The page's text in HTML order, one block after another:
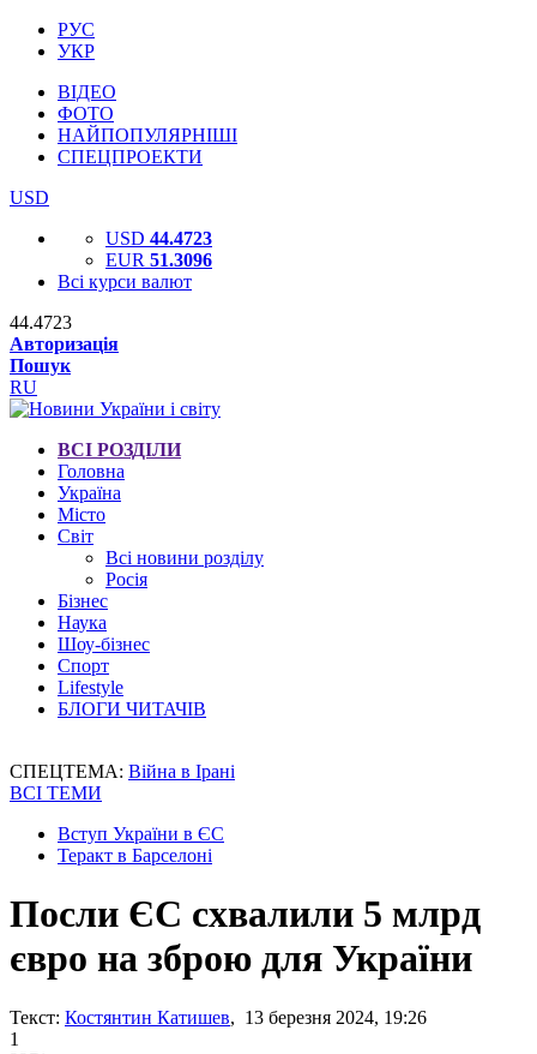
РУС
УКР
ВІДЕО
ФОТО
НАЙПОПУЛЯРНІШІ
СПЕЦПРОЕКТИ
USD
USD 44.4723
EUR 51.3096
Всі курси валют
44.4723
Авторизація
Пошук
RU
ВСІ РОЗДІЛИ
Головна
Україна
Місто
Світ
Всі новини розділу
Росія
Бізнес
Наука
Шоу-бізнес
Спорт
Lifestyle
БЛОГИ ЧИТАЧІВ
СПЕЦТЕМА: Війна в Ірані
ВСІ ТЕМИ
Вступ України в ЄС
Теракт в Барселоні
Посли ЄС схвалили 5 млрд
євро на зброю для України
Текст: Костянтин Катишев, 13 березня 2024, 19:26
1